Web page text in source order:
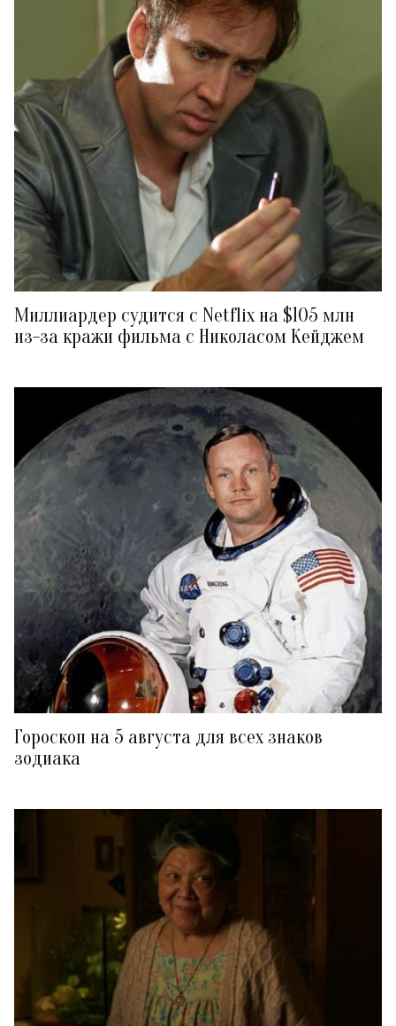
Миллиардер судится с Netflix на $105 млн
из-за кражи фильма с Николасом Кейджем
Гороскоп на 5 августа для всех знаков
зодиака